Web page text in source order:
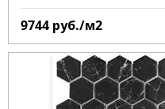
9744 руб./м2